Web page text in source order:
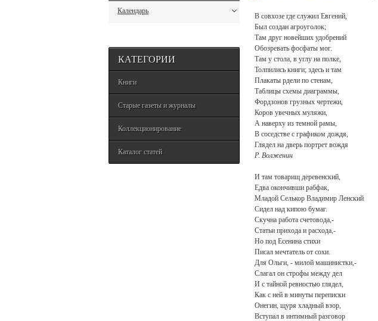
Календарь
КАТЕГОРИИ
Книги
Старые газеты и журналы
Коллекционирование
Каталог статей
В совхозе где служил Евгений,
Был создан агроуголок;
Там друг новейших удобрений
Обозревать фосфаты мог.
Там у стола, в углу на полке,
Толпились книги; здесь и там
Плакаты рдели по стенам,
Таблицы схемы диаграммы,
Фордзонов грузных чертежи,
Коров увечных муляжи,
А наверху из темной рамы,
В соседстве с графиком дождя,
Глядел на дверь портрет вождя
Р. Волженин
И там товарищ деревенский,
Едва окончивши рабфак,
Младой Селькор Владимир Ленский
Сидел над кипою бумаг.
Скучна работа счетовода,-
Статьи прихода и расхода,-
Но под Есенина стихи
Писал мечтатель от сохи.
Для Ольги, - милой машинистки,-
Слагал он строфы между дел
И с тайной ревностью глядел,
Как с ней в минуты переписки
Онегин, щуря хладный взор,
Вступал в интимный разговор